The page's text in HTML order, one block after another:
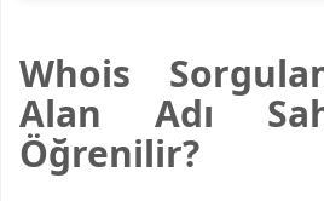
Whois
Alan Adı
Öğrenilir?